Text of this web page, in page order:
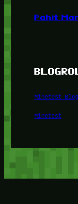
Pahit
Minetest Blog
Minetest